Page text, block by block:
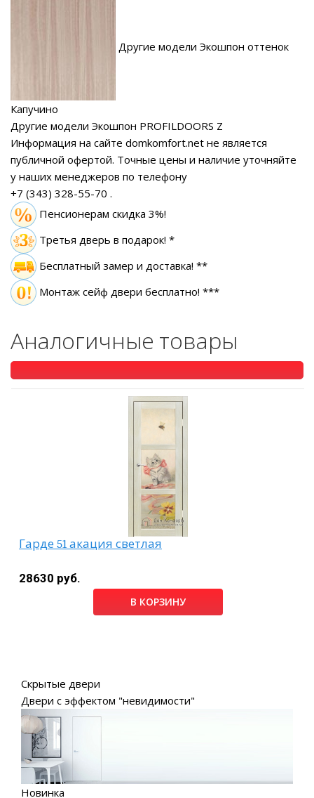
Другие модели Экошпон оттенок
Капучино
Другие модели Экошпон PROFILDOORS Z
Информация на сайте domkomfort.net не является
публичной офертой. Точные цены и наличие уточняйте
у наших менеджеров по телефону
+7 (343) 328-55-70 .
Пенсионерам скидка 3%!
Третья дверь в подарок! *
Бесплатный замер и доставка! **
Монтаж сейф двери бесплатно! ***
Аналогичные товары
Гарде 51 акация светлая
28630 руб.
В КОРЗИНУ
Скрытые двери
Двери с эффектом "невидимости"
Новинка